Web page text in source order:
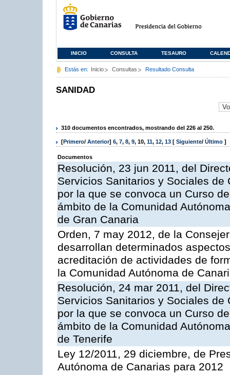
INICIO CONSULTA TESAURO
Estás en: Inicio Consultas Resultado Consulta
SANIDAD
310 documentos encontrados, mostrando del 226 al 250.
[Primero/ Anterior] 6, 7, 8, 9, 10, 11, 12, 13 [ Siguiente/ Último ]
Documentos
Resolución, 23 jun 2011, del
Servicios Sanitarios y Sociales
por la que se convoca un Curso
ámbito de la Comunidad
de Gran Canaria
Orden, 7 may 2012, de la
desarrollan determinados
acreditación de actividades de
la Comunidad Autónoma de
Resolución, 24 mar 2011, del
Servicios Sanitarios y Sociales
por la que se convoca un Curso
ámbito de la Comunidad
de Tenerife
Ley 12/2011, 29 diciembre, de
Autónoma de Canarias para 2012